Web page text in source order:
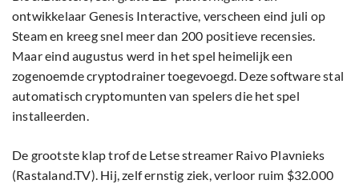
ontwikkelaar Genesis Interactive, verscheen eind juli op
Steam en kreeg snel meer dan 200 positieve recensies.
Maar eind augustus werd in het spel heimelijk een
zogenoemde cryptodrainer toegevoegd. Deze software stal
automatisch cryptomunten van spelers die het spel
installeerden.
De grootste klap trof de Letse streamer Raivo Plavnieks
(Rastaland.TV). Hij, zelf ernstig ziek, verloor ruim $32.000